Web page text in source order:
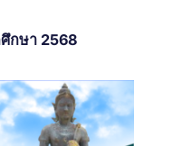
กษา 2568